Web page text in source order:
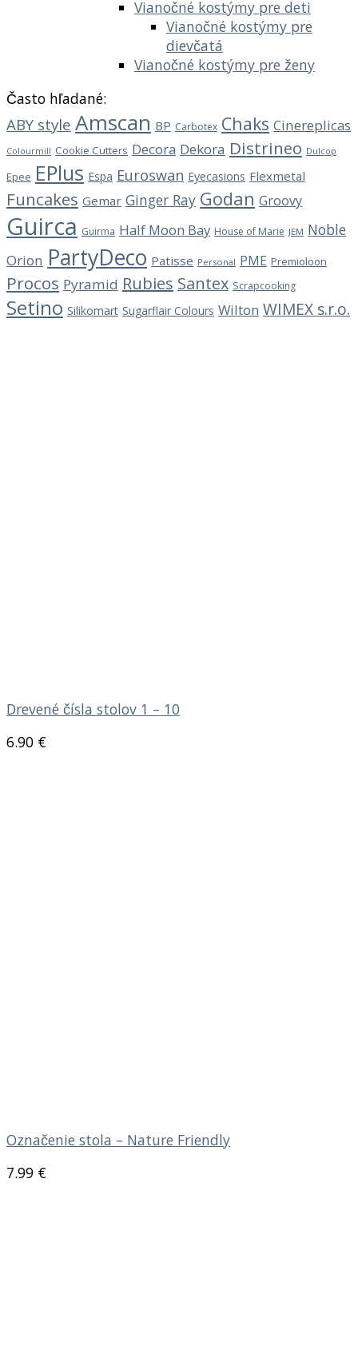
Vianočné kostýmy pre deti
Vianočné kostýmy pre
dievčatá
Vianočné kostýmy pre ženy
Často hľadané:
ABY style Amscan BP Carbotex Chaks Cinereplicas
Colourmill Cookie Cutters Decora Dekora Distrineo Dulcop
Epee EPlus Espa Euroswan Eyecasions Flexmetal
Funcakes Gemar Ginger Ray Godan Groovy
Guirca Guirma Half Moon Bay House of Marie JEM Noble
Orion PartyDeco Patisse Personal PME Premioloon
Procos Pyramid Rubies Santex Scrapcooking
Setino Silikomart Sugarflair Colours Wilton WIMEX s.r.o.
Drevené čísla stolov 1 – 10
6.90 €
Označenie stola – Nature Friendly
7.99 €